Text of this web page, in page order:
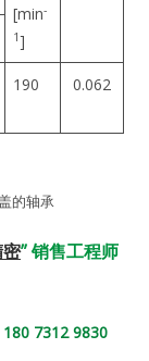
[min-
1]
190 0.062
的轴承
” 销售工程师
7312 9830